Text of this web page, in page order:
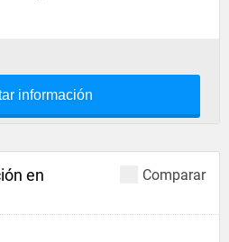
información
Comparar
en